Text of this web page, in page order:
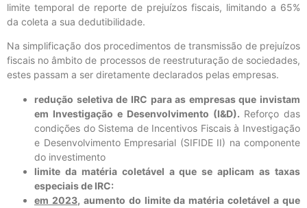
limite temporal de reporte de prejuízos fiscais, limitando a 65%
da coleta a sua dedutibilidade.
Na simplificação dos procedimentos de transmissão de prejuízos
fiscais no âmbito de processos de reestruturação de sociedades,
estes passam a ser diretamente declarados pelas empresas.
redução seletiva de IRC para as empresas que invistam
em Investigação e Desenvolvimento (I&D). Reforço das
condições do Sistema de Incentivos Fiscais à Investigação
e Desenvolvimento Empresarial (SIFIDE II) na componente
do investimento
limite da matéria coletável a que se aplicam as taxas
especiais de IRC:
em 2023, aumento do limite da matéria coletável a que